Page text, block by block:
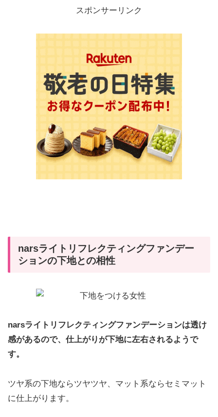
スポンサーリンク
narsライトリフレクティングファンデー
ションの下地との相性
narsライトリフレクティングファンデーションは透け
感があるので、仕上がりが下地に左右されるようで
す。
ツヤ系の下地ならツヤツヤ、マット系ならセミマット
に仕上がります。